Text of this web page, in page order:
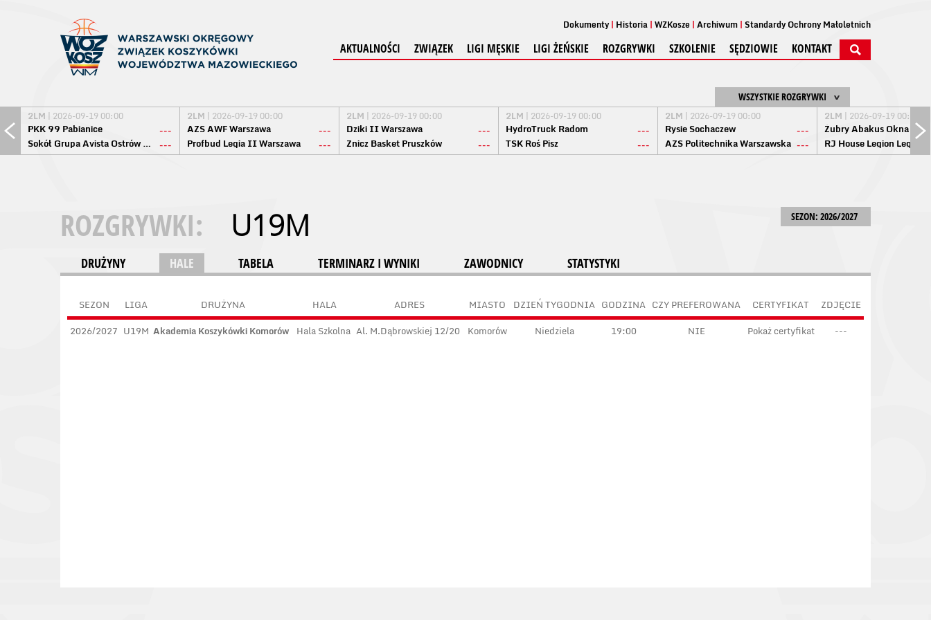
Dokumenty Historia WZKosze Archiwum Standardy Ochrony Małoletnich
AKTUALNOŚCI ZWIĄZEK LIGI MĘSKIE LIGI ŻEŃSKIE ROZGRYWKI SZKOLENIE SĘDZIOWIE KONTAKT
WSZYSTKIE ROZGRYWKI
2LM | 2026-09-19 00:00
PKK 99 Pabianice
---
Sokół Grupa Avista Ostrów Maz. ---
2LM | 2026-09-19 00:00
AZS AWF Warszawa
---
Profbud Legia II Warszawa
---
2LM | 2026-09-19 00:00
Dziki II Warszawa
---
Znicz Basket Pruszków
---
2LM | 2026-09-19 00:00
HydroTruck Radom
---
TSK Roś Pisz
---
2LM | 2026-09-19 00:00
Rysie Sochaczew
---
AZS Politechnika Warszawska ---
2LM | 2026-09-19 00:00
Żubry Abakus Okna
RJ House Legion
SEZON: 2026/2027
ROZGRYWKI: U19M
DRUŻYNY HALE TABELA TERMINARZ I WYNIKI ZAWODNICY STATYSTYKI
SEZON LIGA DRUŻYNA HALA ADRES MIASTO DZIEŃ TYGODNIA GODZINA CZY PREFEROWANA CERTYFIKAT
ZDJĘCIE
2026/2027 U19M Akademia Koszykówki Komorów Hala Szkolna Al. M.Dąbrowskiej 12/20 Komorów Niedziela 19:00 NIE Pokaż certyfikat ---